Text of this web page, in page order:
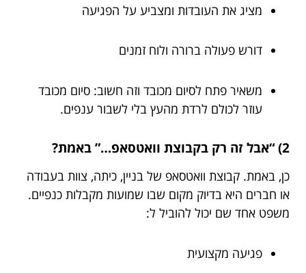
מציג את העובדות ומצביע על הפגיעה
דורש פעולה ברורה ולוח זמנים
משאיר פתח לסיום מכובד וזה חשוב: סיום מכובד
עוזר לכולם לרדת מהעץ בלי לשבור ענפים.
2) “אבל זה רק בקבוצת וואטסאפ…” באמת?
כן, באמת. קבוצת וואטסאפ של בניין, כיתה, צוות בעבודה
או חברים היא בדיוק מקום שבו שמועות מקבלות כנפיים.
משפט אחד שם יכול להוביל ל:
פגיעה מקצועית